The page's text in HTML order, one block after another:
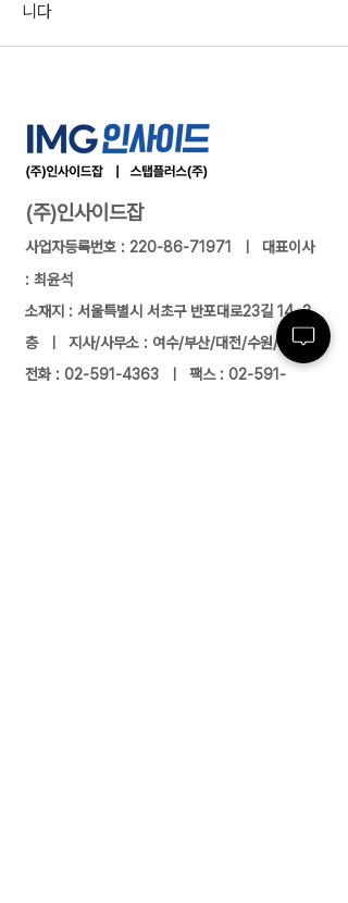
니다
(주)인사이드잡
사업자등록번호 : 220-86-71971
ㅣ 대표이사
: 최윤석
소재지 : 서울특별시 서초구 반포대로23길 14, 3
층 ㅣ 지사/사무소 : 여수/부산/대전/수원/제주
전화 : 02-591-4363 ㅣ 팩스 : 02-591-